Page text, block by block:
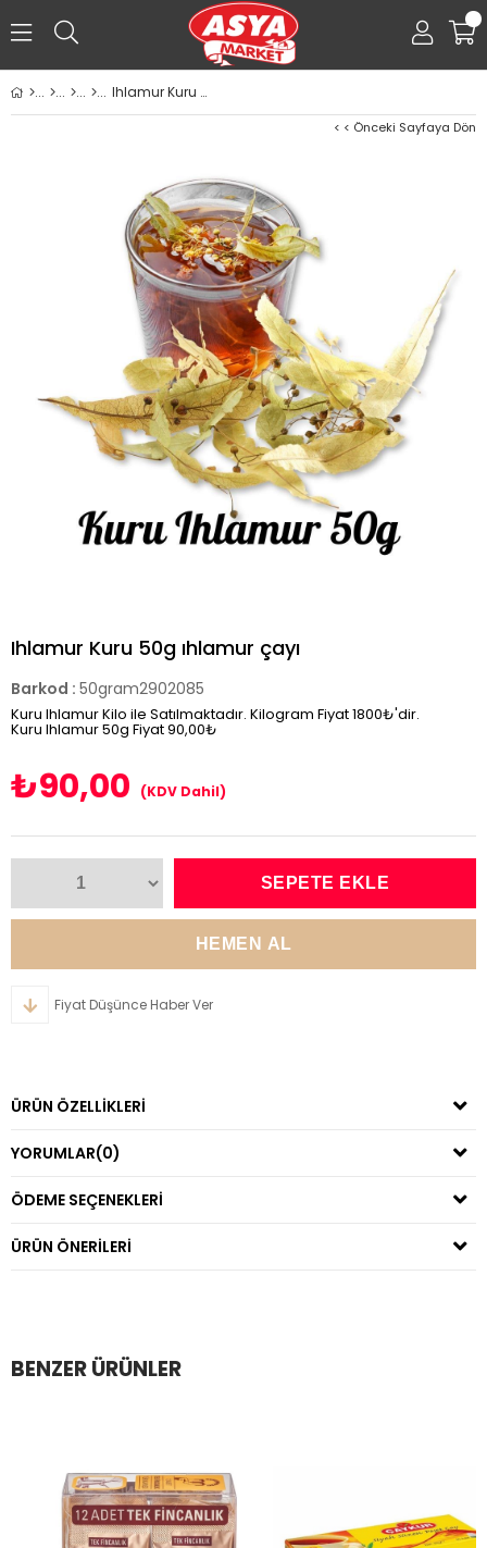
0
Ihlamur Kuru 50g ıhlamur çayı
< < Önceki Sayfaya Dön
Ihlamur Kuru 50g ıhlamur çayı
Barkod : 50gram2902085
Kuru Ihlamur Kilo ile Satılmaktadır. Kilogram Fiyat 1800₺'dir.
Kuru Ihlamur 50g Fiyat 90,00₺
₺90,00 (KDV Dahil)
Fiyat Düşünce Haber Ver
ÜRÜN ÖZELLIKLERI
YORUMLAR(0)
ÖDEME SEÇENEKLERI
ÜRÜN ÖNERILERI
BENZER ÜRÜNLER